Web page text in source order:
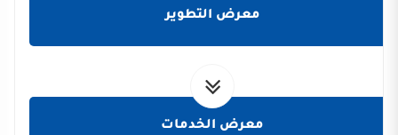
معرض التطوير
معرض الخدمات